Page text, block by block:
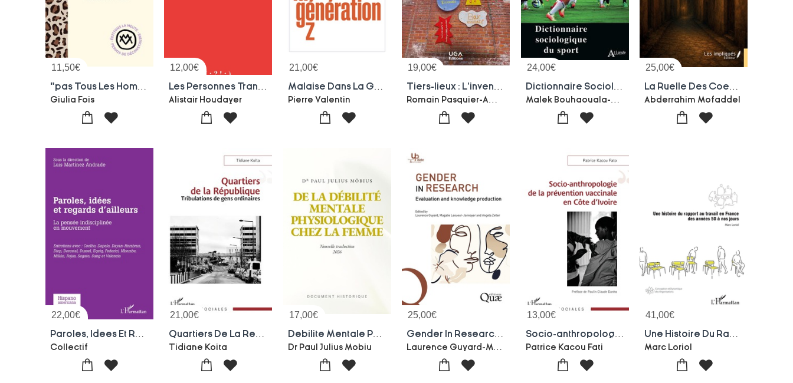
11,50€
"pas Tous Les Hommes Quand Meme !" : #notallmen. Une Mise Au Point Salutaire
Giulia Fois
12,00€
Alistair Houdayer
21,00€
Pierre Valentin
19,00€ 24,00€ 25,00€
Abderrahim Mofaddel
22,00€
Collectif
21,00€
Tidiane Koita
17,00€
Debilite Mentale Physiologique Femme
Dr Paul Julius Mobiu
25,00€ 13,00€
Patrice Kacou Fati
41,00€
Marc Loriol